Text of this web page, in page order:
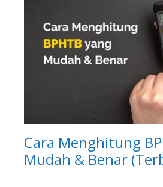
Cara Menghitung
Mudah & Benar